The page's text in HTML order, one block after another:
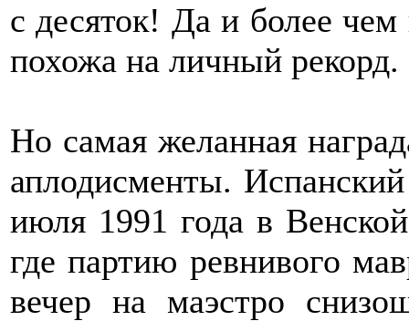
с десяток! Да и более чем
похожа на личный рекорд.
Но самая желанная
аплодисменты.
июля 1991 года в
где партию ревнивого
вечер на маэстро